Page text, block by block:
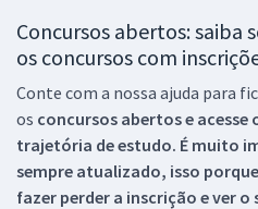
Concursos abertos: saiba
os concursos com
Conte com a nossa ajuda para
os concursos abertos e
trajetória de estudo. É muito
sempre atualizado, isso
fazer perder a inscrição e ver